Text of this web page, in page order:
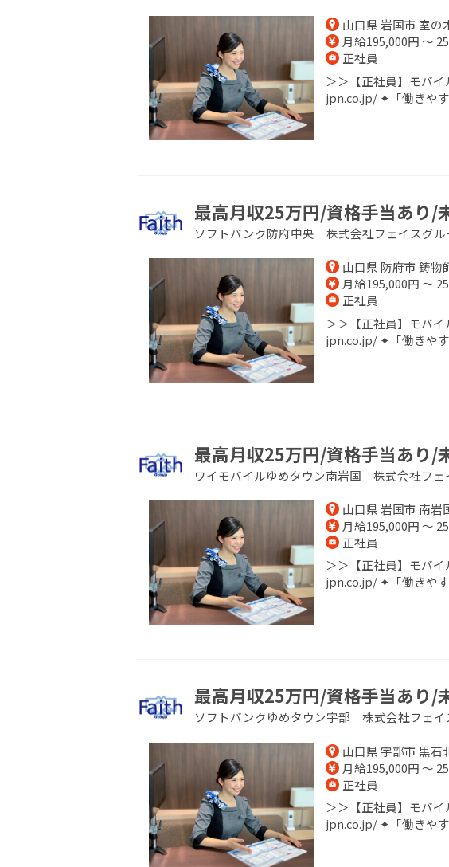
山口県 岩国市 室の
月給195,000円 ～
正社員
＞＞【正社員】モバ
jpn.co.jp/ ✦「働きや
最高月収25万円/資格手当あり/
ソフトバンク防府中央 株式会社フェイスグル
山口県 防府市 鋳物
月給195,000円 ～
正社員
＞＞【正社員】モバ
jpn.co.jp/ ✦「働きや
最高月収25万円/資格手当あり/
ワイモバイルゆめタウン南岩国 株式会社フェ
山口県 岩国市 南
月給195,000円 ～
正社員
＞＞【正社員】モバ
jpn.co.jp/ ✦「働きや
最高月収25万円/資格手当あり/
ソフトバンクゆめタウン宇部 株式会社フェイ
山口県 宇部市 黒石
月給195,000円 ～
正社員
＞＞【正社員】モバ
jpn.co.jp/ ✦「働きや